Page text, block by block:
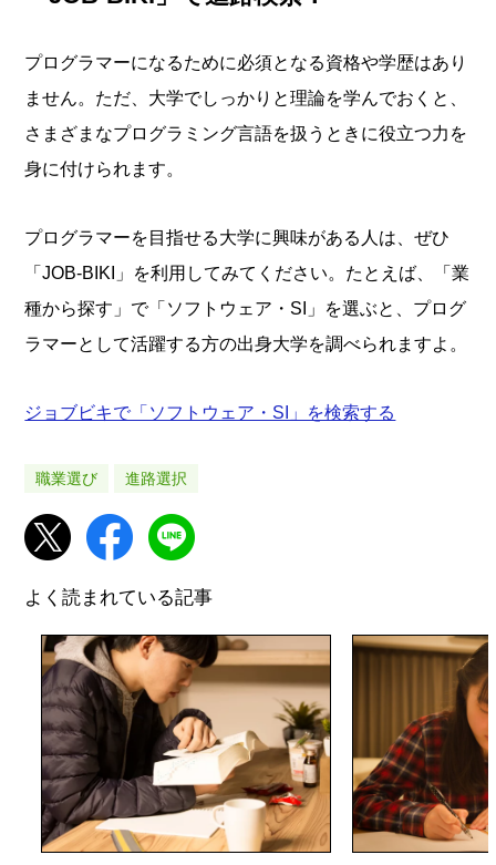
プログラマーになるために必須となる資格や学歴はあり
ません。ただ、大学でしっかりと理論を学んでおくと、
さまざまなプログラミング言語を扱うときに役立つ力を
身に付けられます。
プログラマーを目指せる大学に興味がある人は、ぜひ
「JOB-BIKI」を利用してみてください。たとえば、「業
種から探す」で「ソフトウェア・SI」を選ぶと、プログ
ラマーとして活躍する方の出身大学を調べられますよ。
ジョブビキで「ソフトウェア・SI」を検索する
職業選び 進路選択
よく読まれている記事